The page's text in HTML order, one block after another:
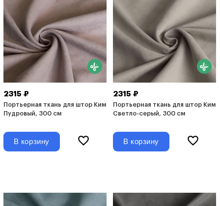
2315 ₽
Портьерная ткань для штор Ким
Пудровый, 300 см
В корзину
2315 ₽
Портьерная ткань для штор Ким
Светло-серый, 300 см
В корзину